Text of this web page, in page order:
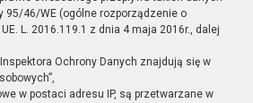
95/46/WE (ogólne rozporządzenie o
L. 2016.119.1 z dnia 4 maja 2016r., dalej
Ochrony Danych znajdują się w
w postaci adresu IP, są przetwarzane w